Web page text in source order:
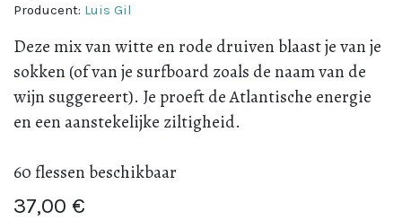
Producent: Luis Gil
Deze mix van witte en rode druiven blaast je van je
sokken (of van je surfboard zoals de naam van de
wijn suggereert). Je proeft de Atlantische energie
en een aanstekelijke ziltigheid.
60 flessen beschikbaar
37,00 €